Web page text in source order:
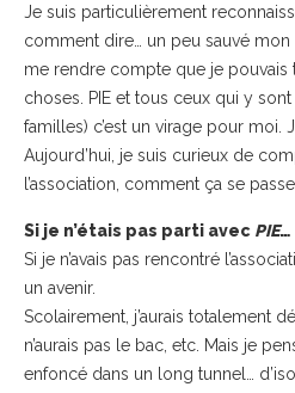
Je suis particulièrement
comment dire… un peu sauvé mon
me rendre compte que je pouvais
choses. PIE et tous ceux qui y
familles) c’est un virage pour moi.
Aujourd’hui, je suis curieux de
l’association, comment ça se
Si je n’étais pas parti avec PIE…
Si je n’avais pas rencontré
un avenir.
Scolairement, j’aurais totalement
n’aurais pas le bac, etc. Mais je
enfoncé dans un long tunnel…